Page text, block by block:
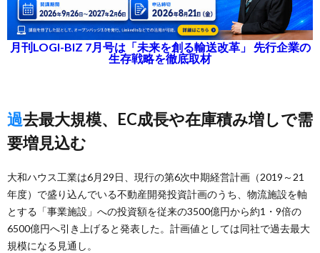
月刊LOGI-BIZ 7月号は「未来を創る輸送改革」 先行企業の
生存戦略を徹底取材
過去最大規模、EC成長や在庫積み増しで需
要増見込む
大和ハウス工業は6月29日、現行の第6次中期経営計画（2019～21
年度）で盛り込んでいる不動産開発投資計画のうち、物流施設を軸
とする「事業施設」への投資額を従来の3500億円から約1・9倍の
6500億円へ引き上げると発表した。計画値としては同社で過去最大
規模になる見通し。